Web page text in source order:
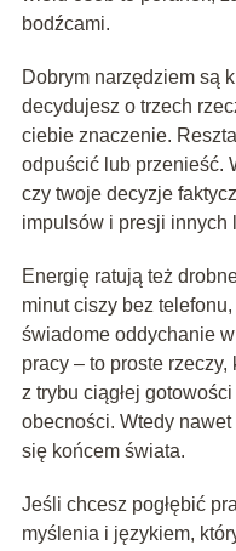
bodźcami.
Dobrym narzędziem są
decydujesz o trzech
ciebie znaczenie.
odpuścić lub przenieść.
czy twoje decyzje
impulsów i presji innych
Energię ratują też
minut ciszy bez
świadome oddychanie
pracy – to proste
z trybu ciągłej
obecności. Wtedy
się końcem świata.
Jeśli chcesz pogłębić
myślenia i językiem,